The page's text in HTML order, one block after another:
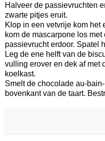
Halveer de passievruchten
zwarte pitjes eruit.
Klop in een vetvrije kom het
kom de mascarpone los
passievrucht erdoor. Spatel
Leg de ene helft van de
vulling erover en dek af met
koelkast.
Smelt de chocolade au-
bovenkant van de taart.